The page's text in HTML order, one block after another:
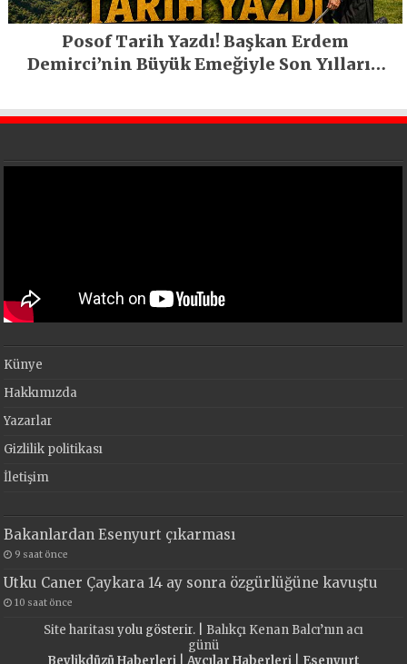
Posof Tarih Yazdı! Başkan Erdem
Demirci’nin Büyük Emeğiyle Son Yılların
Künye
Hakkımızda
Yazarlar
Gizlilik politikası
İletişim
Bakanlardan Esenyurt çıkarması
9 saat önce
Utku Caner Çaykara 14 ay sonra özgürlüğüne kavuştu
10 saat önce
Site haritasıyolu gösterir. | Balıkçı Kenan Balcı’nın acı
günü